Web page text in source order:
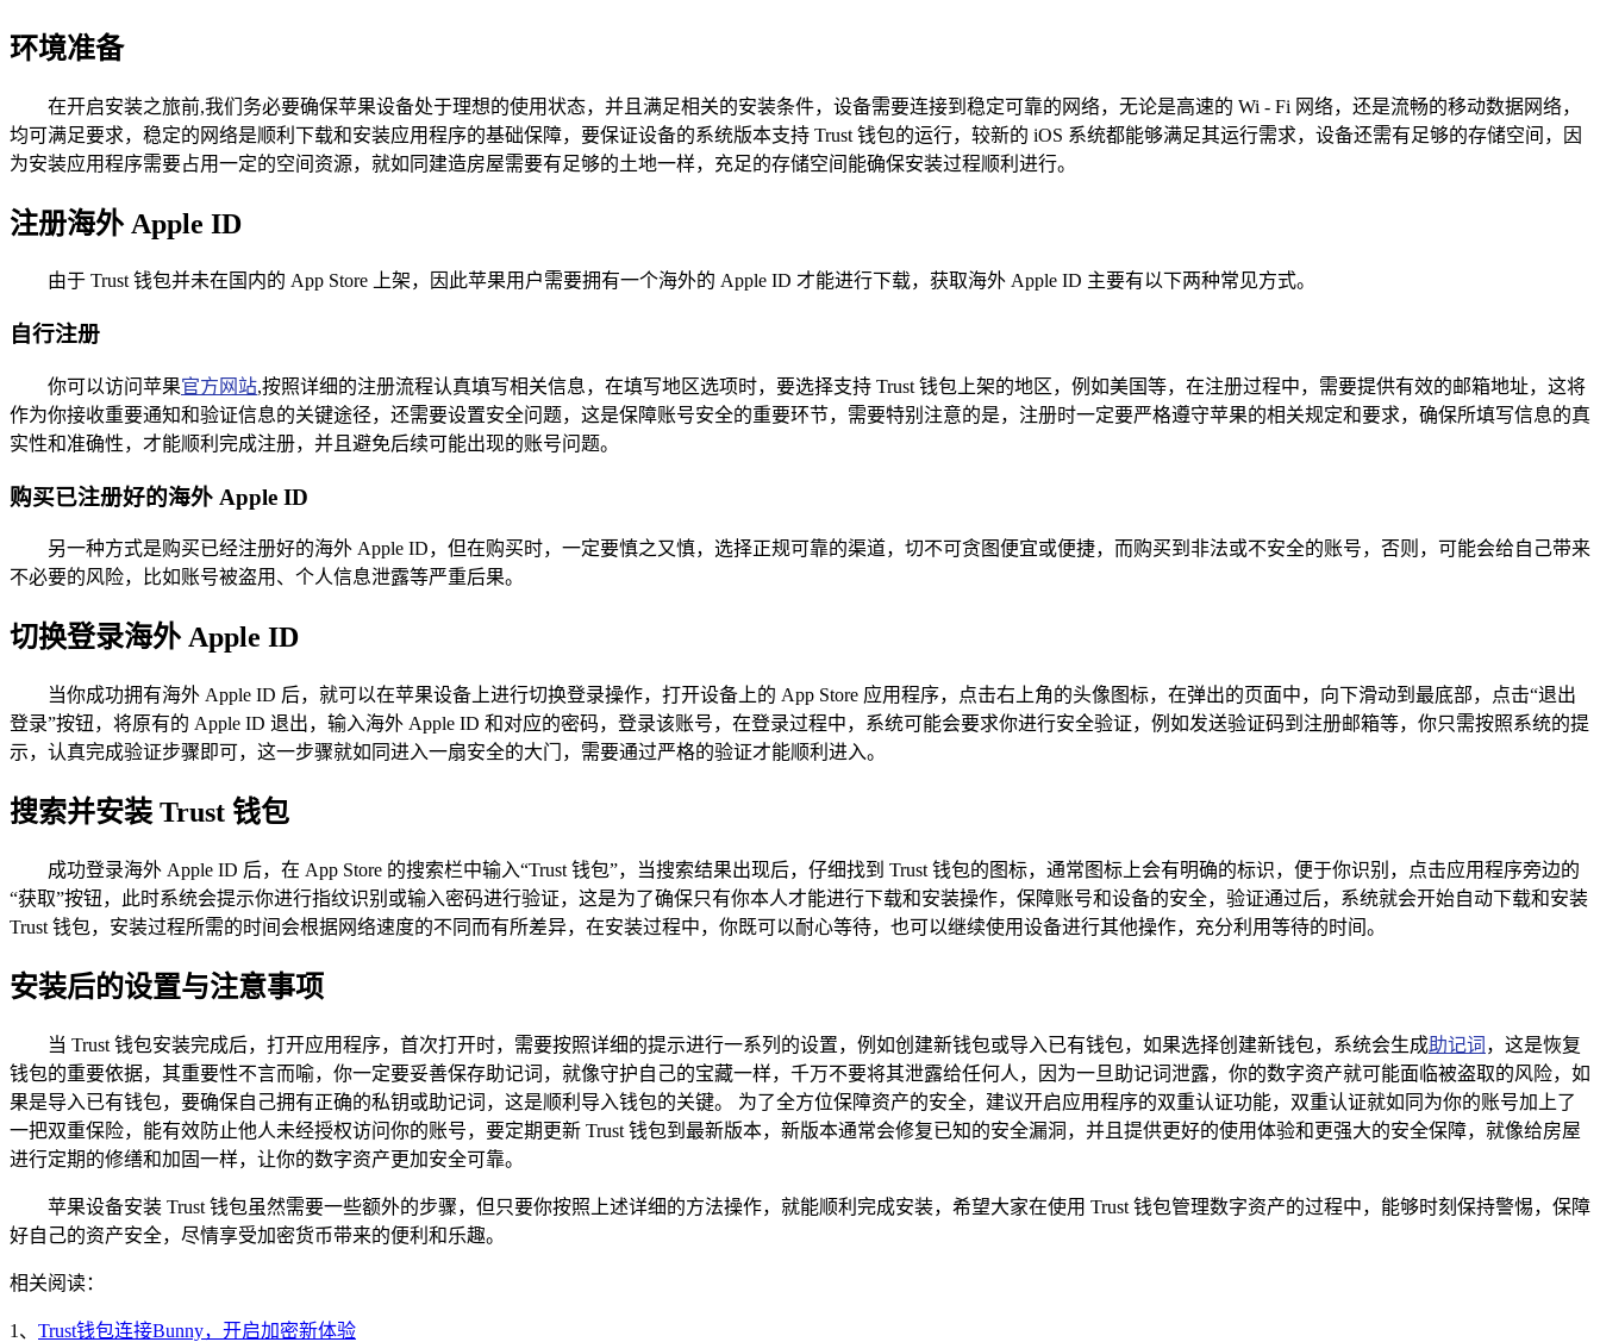
环境准备
在开启安装之旅前,我们务必要确保苹果设备处于理想的使用状态，并且满足相关的安装条件，设备需要连接到稳定可靠的网络，无论是高速的 Wi - Fi 网络，还是流畅的移动数据网络，
均可满足要求，稳定的网络是顺利下载和安装应用程序的基础保障，要保证设备的系统版本支持 Trust 钱包的运行，较新的 iOS 系统都能够满足其运行需求，设备还需有足够的存储空间，因
为安装应用程序需要占用一定的空间资源，就如同建造房屋需要有足够的土地一样，充足的存储空间能确保安装过程顺利进行。
注册海外 Apple ID
由于 Trust 钱包并未在国内的 App Store 上架，因此苹果用户需要拥有一个海外的 Apple ID 才能进行下载，获取海外 Apple ID 主要有以下两种常见方式。
自行注册
你可以访问苹果官方网站,按照详细的注册流程认真填写相关信息，在填写地区选项时，要选择支持 Trust 钱包上架的地区，例如美国等，在注册过程中，需要提供有效的邮箱地址，这将
作为你接收重要通知和验证信息的关键途径，还需要设置安全问题，这是保障账号安全的重要环节，需要特别注意的是，注册时一定要严格遵守苹果的相关规定和要求，确保所填写信息的真
实性和准确性，才能顺利完成注册，并且避免后续可能出现的账号问题。
购买已注册好的海外 Apple ID
另一种方式是购买已经注册好的海外 Apple ID，但在购买时，一定要慎之又慎，选择正规可靠的渠道，切不可贪图便宜或便捷，而购买到非法或不安全的账号，否则，可能会给自己带来
不必要的风险，比如账号被盗用、个人信息泄露等严重后果。
切换登录海外 Apple ID
当你成功拥有海外 Apple ID 后，就可以在苹果设备上进行切换登录操作，打开设备上的 App Store 应用程序，点击右上角的头像图标，在弹出的页面中，向下滑动到最底部，点击“退出
登录”按钮，将原有的 Apple ID 退出，输入海外 Apple ID 和对应的密码，登录该账号，在登录过程中，系统可能会要求你进行安全验证，例如发送验证码到注册邮箱等，你只需按照系统的提
示，认真完成验证步骤即可，这一步骤就如同进入一扇安全的大门，需要通过严格的验证才能顺利进入。
搜索并安装 Trust 钱包
成功登录海外 Apple ID 后，在 App Store 的搜索栏中输入“Trust 钱包”，当搜索结果出现后，仔细找到 Trust 钱包的图标，通常图标上会有明确的标识，便于你识别，点击应用程序旁边的
“获取”按钮，此时系统会提示你进行指纹识别或输入密码进行验证，这是为了确保只有你本人才能进行下载和安装操作，保障账号和设备的安全，验证通过后，系统就会开始自动下载和安装
Trust 钱包，安装过程所需的时间会根据网络速度的不同而有所差异，在安装过程中，你既可以耐心等待，也可以继续使用设备进行其他操作，充分利用等待的时间。
安装后的设置与注意事项
当 Trust 钱包安装完成后，打开应用程序，首次打开时，需要按照详细的提示进行一系列的设置，例如创建新钱包或导入已有钱包，如果选择创建新钱包，系统会生成助记词 ，这是恢复
钱包的重要依据，其重要性不言而喻，你一定要妥善保存助记词，就像守护自己的宝藏一样，千万不要将其泄露给任何人，因为一旦助记词泄露，你的数字资产就可能面临被盗取的风险，如
果是导入已有钱包，要确保自己拥有正确的私钥或助记词，这是顺利导入钱包的关键。 为了全方位保障资产的安全，建议开启应用程序的双重认证功能，双重认证就如同为你的账号加上了
一把双重保险，能有效防止他人未经授权访问你的账号，要定期更新 Trust 钱包到最新版本，新版本通常会修复已知的安全漏洞，并且提供更好的使用体验和更强大的安全保障，就像给房屋
进行定期的修缮和加固一样，让你的数字资产更加安全可靠。
苹果设备安装 Trust 钱包虽然需要一些额外的步骤，但只要你按照上述详细的方法操作，就能顺利完成安装，希望大家在使用 Trust 钱包管理数字资产的过程中，能够时刻保持警惕，保障
好自己的资产安全，尽情享受加密货币带来的便利和乐趣。
相关阅读：
1、 Trust钱包连接Bunny，开启加密新体验